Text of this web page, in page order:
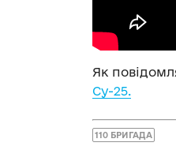
Як
Су-25.
110 БРИГАДА